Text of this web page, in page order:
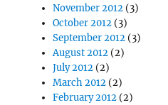
November 2012 (3)
October 2012 (3)
September 2012 (3)
August 2012 (2)
July 2012 (2)
March 2012 (2)
February 2012 (2)